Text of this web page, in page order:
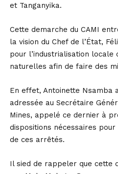
et Tanganyika.
Cette demarche du CAMI
la vision du Chef de l’État,
pour l’industrialisation locale
naturelles afin de faire des
En effet, Antoinette Nsamba
adressée au Secrétaire
Mines, appelé ce dernier à
dispositions nécessaires
de ces arrêtés.
Il sied de rappeler que cette